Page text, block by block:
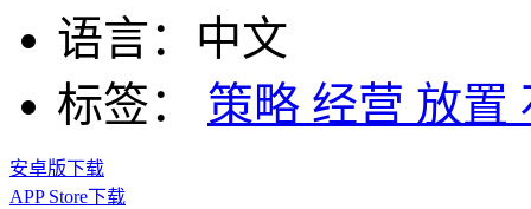
语言： 中文
标签：
策略 经营 放置
安卓版下载
APP Store下载